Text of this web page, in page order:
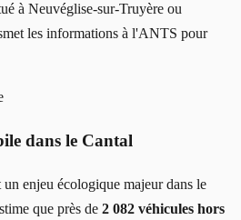
à Neuvéglise-sur-Truyère ou
les informations à l'ANTS pour
dans le Cantal
enjeu écologique majeur dans le
que près de 2 082 véhicules hors